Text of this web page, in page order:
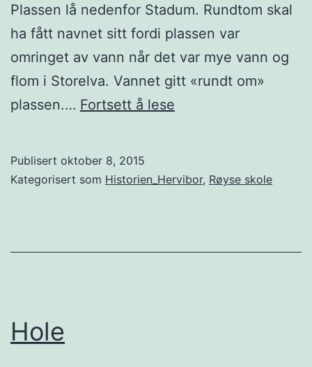
Plassen lå nedenfor Stadum. Rundtom skal
ha fått navnet sitt fordi plassen var
omringet av vann når det var mye vann og
flom i Storelva. Vannet gitt «rundt om»
plassen.… Fortsett å lese
Publisert oktober 8, 2015
Kategorisert som Historien_Hervibor, Røyse skole
Hole